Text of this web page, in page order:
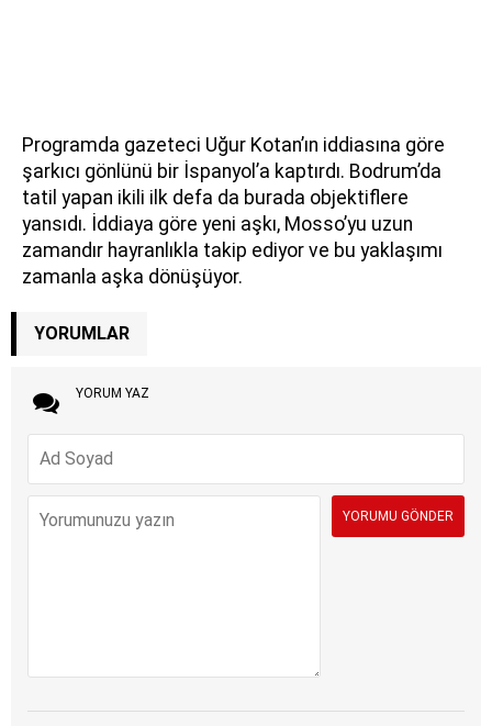
Programda gazeteci Uğur Kotan’ın iddiasına göre
şarkıcı gönlünü bir İspanyol’a kaptırdı. Bodrum’da
tatil yapan ikili ilk defa da burada objektiflere
yansıdı. İddiaya göre yeni aşkı, Mosso’yu uzun
zamandır hayranlıkla takip ediyor ve bu yaklaşımı
zamanla aşka dönüşüyor.
YORUMLAR
YORUM YAZ